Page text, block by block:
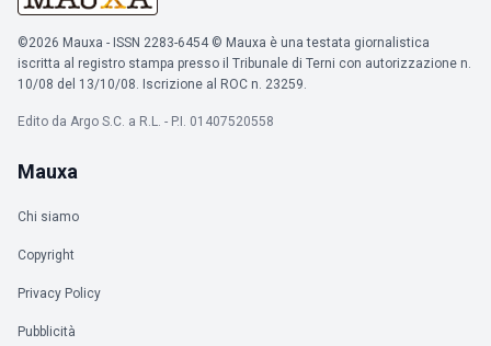
©2026 Mauxa - ISSN 2283-6454 © Mauxa è una testata giornalistica
iscritta al registro stampa presso il Tribunale di Terni con autorizzazione n.
10/08 del 13/10/08. Iscrizione al ROC n. 23259.
Edito da Argo S.C. a R.L. - P.I. 01407520558
Mauxa
Chi siamo
Copyright
Privacy Policy
Pubblicità